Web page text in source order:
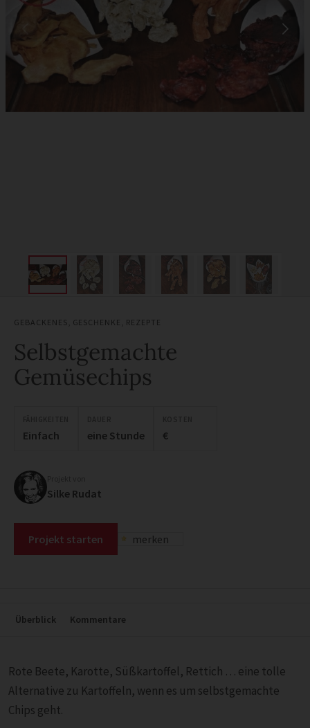
GEBACKENES GESCHENKE REZEPTE
Selbstgemachte
Gemüsechips
Einfach eine Stunde €
Silke Rudat
Projekt starten merken
Überblick Kommentare
Rote Beete, Karotte, Süßkartoffel, Rettich … eine tolle
Alternative zu Kartoffeln, wenn es um selbstgemachte
Chips geht.